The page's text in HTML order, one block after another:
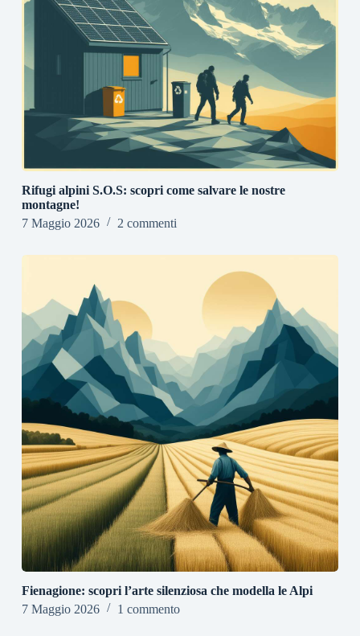
Rifugi alpini S.O.S: scopri come salvare le nostre
montagne!
7 Maggio 2026
2 commenti
Fienagione: scopri l’arte silenziosa che modella le Alpi
7 Maggio 2026
1 commento